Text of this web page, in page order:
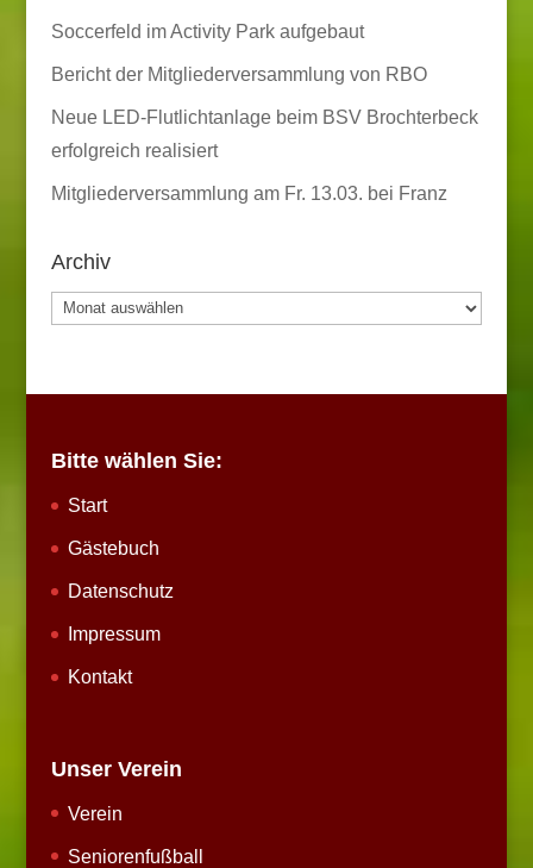
Soccerfeld im Activity Park aufgebaut
Bericht der Mitgliederversammlung von RBO
Neue LED-Flutlichtanlage beim BSV Brochterbeck
erfolgreich realisiert
Mitgliederversammlung am Fr. 13.03. bei Franz
Archiv
Archiv
Bitte wählen Sie:
Start
Gästebuch
Datenschutz
Impressum
Kontakt
Unser Verein
Verein
Seniorenfußball